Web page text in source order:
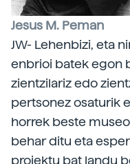
Jesus M. Peman
JW- Lehenbizi, eta
enbrioi batek egon
zientzilariz edo
pertsonez osaturik
horrek beste
behar ditu eta
proiektu bat landu